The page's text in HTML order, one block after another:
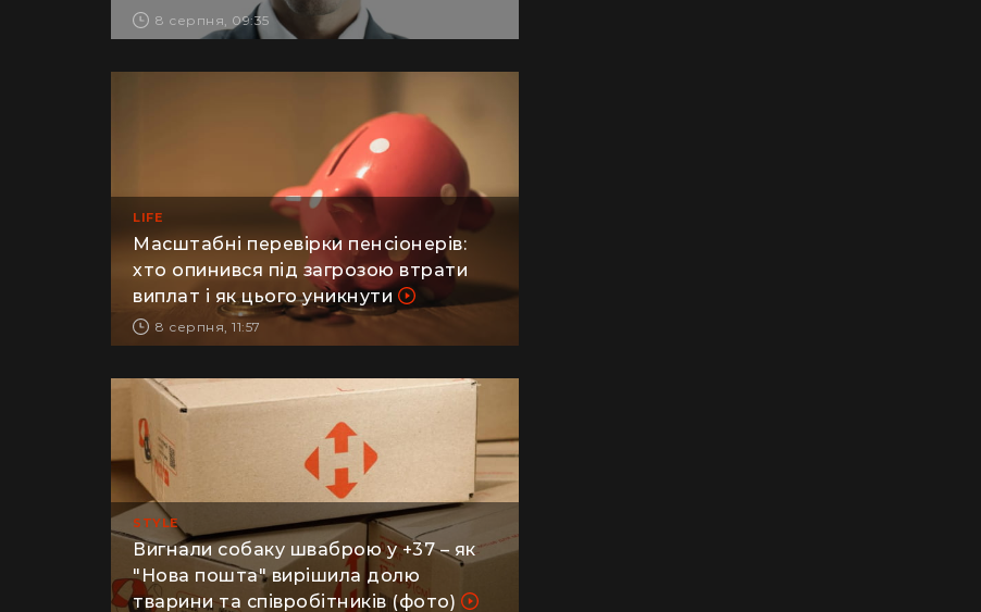
відомо (фото)
8 серпня, 09:35
LIFE
Масштабні перевірки пенсіонерів:
хто опинився під загрозою втрати
виплат і як цього уникнути
8 серпня, 11:57
STYLE
Вигнали собаку шваброю у +37 – як
"Нова пошта" вирішила долю